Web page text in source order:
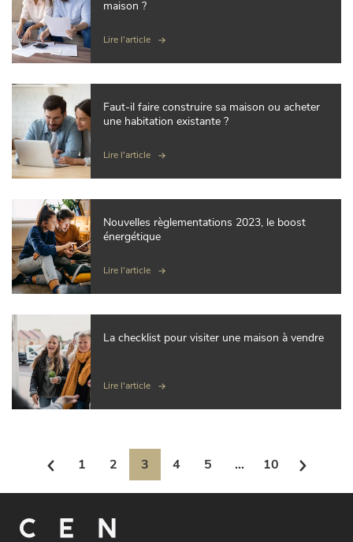
maison ?
Lire l'article
Faut-il faire construire sa maison ou acheter
une habitation existante ?
Lire l'article
Nouvelles règlementations 2023, le boost
énergétique
Lire l'article
La checklist pour visiter une maison à vendre
Lire l'article
1 2 3 4 5 ... 10